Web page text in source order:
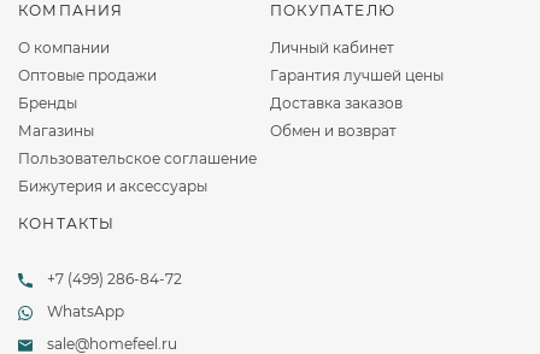
КОМПАНИЯ
О компании
Оптовые продажи
Бренды
Магазины
Пользовательское соглашение
Бижутерия и аксессуары
ПОКУПАТЕЛЮ
Личный кабинет
Гарантия лучшей цены
Доставка заказов
Обмен и возврат
КОНТАКТЫ
+7 (499) 286-84-72
WhatsApp
sale@homefeel.ru